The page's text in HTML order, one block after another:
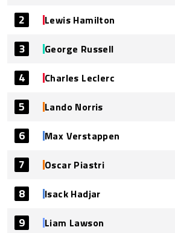
2 Lewis Hamilton
3 George Russell
4 Charles Leclerc
5 Lando Norris
6 Max Verstappen
7 Oscar Piastri
8 Isack Hadjar
9 Liam Lawson